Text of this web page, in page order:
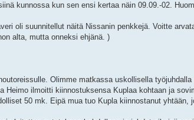
kunnossa kun sen ensi kertaa näin 09.09.-02.
oli suunnitellut näitä Nissanin penkkejä. Voitte
alta, mutta onneksi ehjänä. )
Olimme matkassa uskollisella
Heimo ilmoitti kiinnostuksensa Kuplaa kohtaan ja
50 mk. Eipä mua tuo Kupla kiinnostanut